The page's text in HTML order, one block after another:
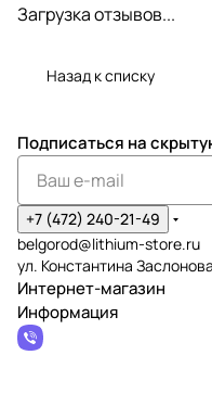
Загрузка отзывов...
Назад к списку
Подписаться на
+7 (472) 240-21-49
belgorod@lithium-store.ru
ул. Константина
Интернет-магазин
Информация